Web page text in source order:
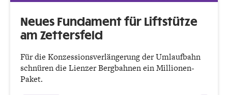
Neues Fundament für Liftstütze
am Zettersfeld
Für die Konzessionsverlängerung der Umlaufbahn
schnüren die Lienzer Bergbahnen ein Millionen-
Paket.